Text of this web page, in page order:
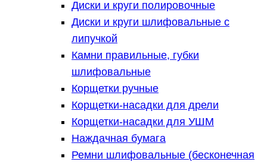
Диски и круги полировочные
Диски и круги шлифовальные с
липучкой
Камни правильные, губки
шлифовальные
Корщетки ручные
Корщетки-насадки для дрели
Корщетки-насадки для УШМ
Наждачная бумага
Ремни шлифовальные (бесконечная